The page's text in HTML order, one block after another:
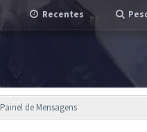
Recentes
Painel de Mensagens